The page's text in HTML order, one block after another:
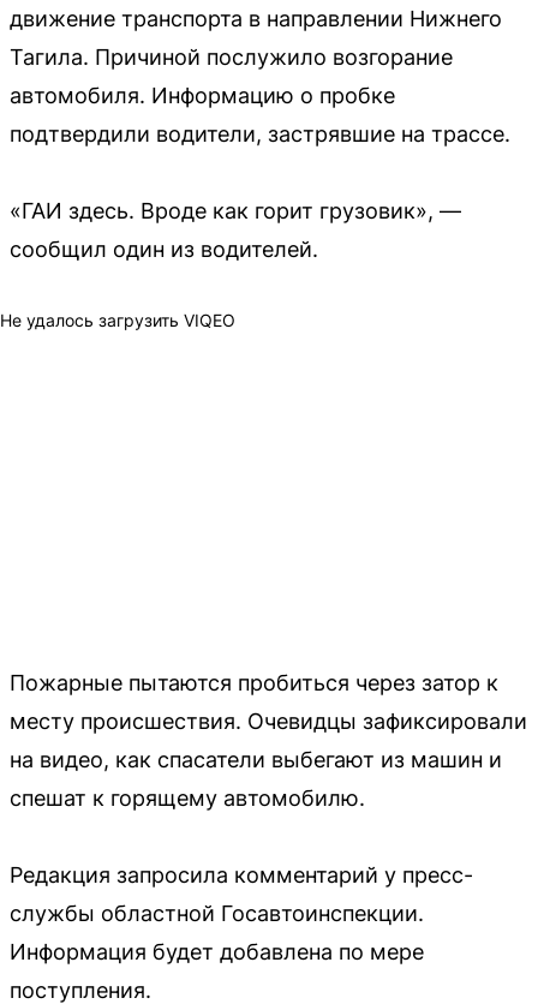
движение транспорта в направлении Нижнего
Тагила. Причиной послужило возгорание
автомобиля. Информацию о пробке
подтвердили водители, застрявшие на трассе.
«ГАИ здесь. Вроде как горит грузовик», —
сообщил один из водителей.
Не удалось загрузить VIQEO
Пожарные пытаются пробиться через затор к
месту происшествия. Очевидцы зафиксировали
на видео, как спасатели выбегают из машин и
спешат к горящему автомобилю.
Редакция запросила комментарий у пресс-
службы областной Госавтоинспекции.
Информация будет добавлена по мере
поступления.